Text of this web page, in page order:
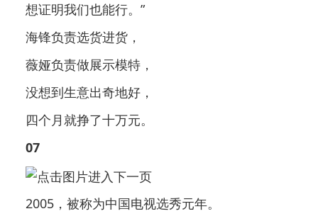
想证明我们也能行。”
海锋负责选货进货，
薇娅负责做展示模特，
没想到生意出奇地好，
四个月就挣了十万元。
07
2005，被称为中国电视选秀元年。